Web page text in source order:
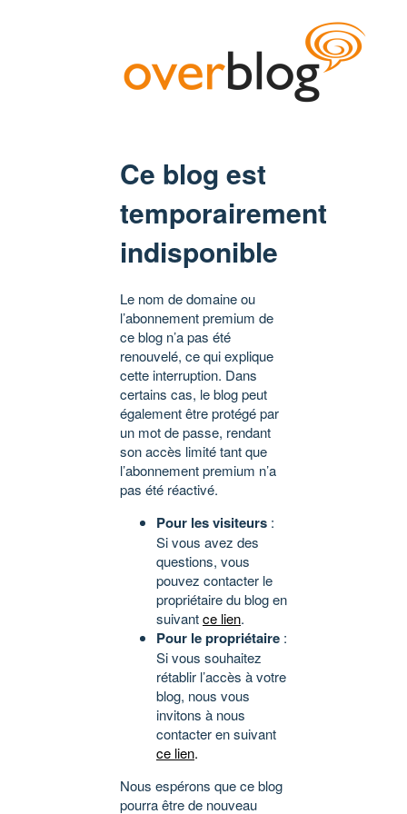
Ce blog est
temporairement
indisponible
Le nom de domaine ou
l’abonnement premium de
ce blog n’a pas été
renouvelé, ce qui explique
cette interruption. Dans
certains cas, le blog peut
également être protégé par
un mot de passe, rendant
son accès limité tant que
l’abonnement premium n’a
pas été réactivé.
Pour les visiteurs :
Si vous avez des
questions, vous
pouvez contacter le
propriétaire du blog en
suivantce lien.
Pour le propriétaire :
Si vous souhaitez
rétablir l’accès à votre
blog, nous vous
invitons à nous
contacter en suivant
ce lien.
Nous espérons que ce blog
pourra être de nouveau